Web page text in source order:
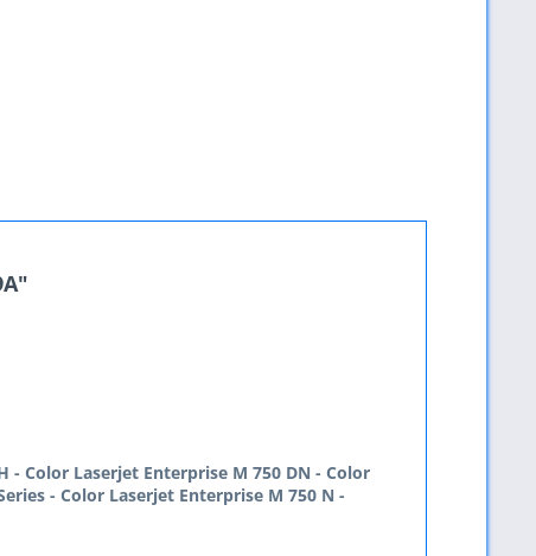
- Color Laserjet Enterprise M 750 DN - Color
- Color Laserjet Enterprise M 750 N -